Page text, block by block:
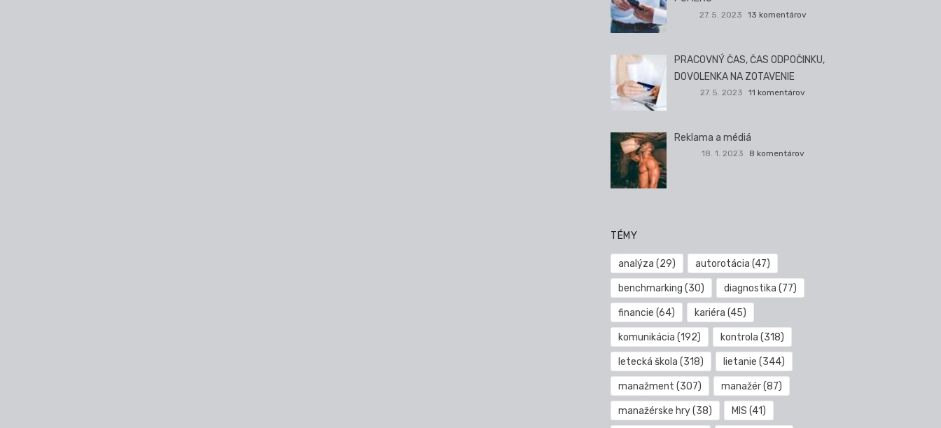
27. 5. 2023 13 komentárov
PRACOVNÝ ČAS, ČAS ODPOČINKU,
DOVOLENKA NA ZOTAVENIE
27. 5. 2023 11 komentárov
Reklama a médiá
18. 1. 2023 8 komentárov
TÉMY
analýza (29) autorotácia (47)
benchmarking (30) diagnostika (77)
financie (64) kariéra (45)
komunikácia (192) kontrola (318)
letecká škola (318) lietanie (344)
manažment (307) manažér(87)
manažérske hry(38) MIS (41)